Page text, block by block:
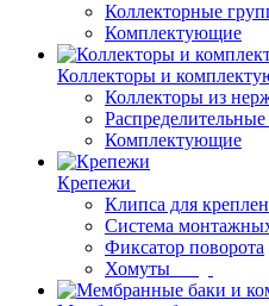
Коллекторные
Комплектующие
Коллекторы и
Коллекторы из
Комплектующие
Крепежи
Клипса для
Система
Фиксатор поворота
Хомуты